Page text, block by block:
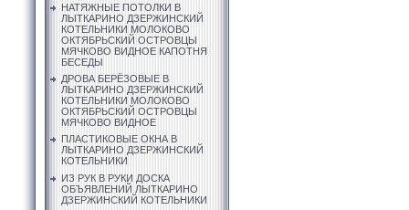
НАТЯЖНЫЕ ПОТОЛКИ В
ЛЫТКАРИНО ДЗЕРЖИНСКИЙ
КОТЕЛЬНИКИ МОЛОКОВО
ОКТЯБРЬСКИЙ ОСТРОВЦЫ
МЯЧКОВО ВИДНОЕ КАПОТНЯ
БЕСЕДЫ
ДРОВА БЕРЁЗОВЫЕ В
ЛЫТКАРИНО ДЗЕРЖИНСКИЙ
КОТЕЛЬНИКИ МОЛОКОВО
ОКТЯБРЬСКИЙ ОСТРОВЦЫ
МЯЧКОВО ВИДНОЕ
ПЛАСТИКОВЫЕ ОКНА В
ЛЫТКАРИНО ДЗЕРЖИНСКИЙ
КОТЕЛЬНИКИ
ИЗ РУК В РУКИ ДОСКА
ОБЪЯВЛЕНИЙ ЛЫТКАРИНО
ДЗЕРЖИНСКИЙ КОТЕЛЬНИКИ